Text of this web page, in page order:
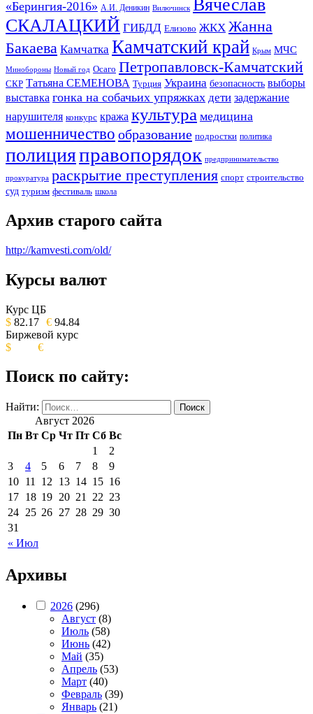
«Берингия-2016» А.И. Деникин Вилючинск Вячеслав
СКАЛАЦКИЙ ГИБДД Елизово ЖКХ Жанна
Бакаева Камчатка Камчатский край Крым МЧС
Минобороны Новый год Осаго Петропавловск-Камчатский
СКР Татьяна СЕМЕНОВА Турция Украина безопасность выборы
выставка гонка на собачьих упряжках дети задержание
нарушителя конкурс кража культура медицина
мошенничество образование подростки политика
полицияправопорядок предпринимательство
прокуратура раскрытие преступления спорт строительство
суд туризм фестиваль школа
Архив старого сайта
http://kamvesti.com/old/
ОБЩЕСТВЕННО-ПОЛИТИЧЕСКОЕ
ИЗДАНИЕ КАМЧАТСКОГО КРАЯ.
Курсы валют
Курс ЦБ
$ 82.17 € 94.84
Биржевой курс
$
€
Поиск по сайту:
Найти:
Август 2026
Пн Вт Ср Чт Пт Сб Вс
« Июл
1
2
3
4 5 6 7 8
9
10 11 12 13 14 15 16
17 18 19 20 21 22 23
24 25 26 27 28 29 30
31
Архивы
2026 (296)
Август (8)
Июль (58)
Июнь (42)
Май (35)
Апрель (53)
Март (40)
Февраль (39)
Январь (21)